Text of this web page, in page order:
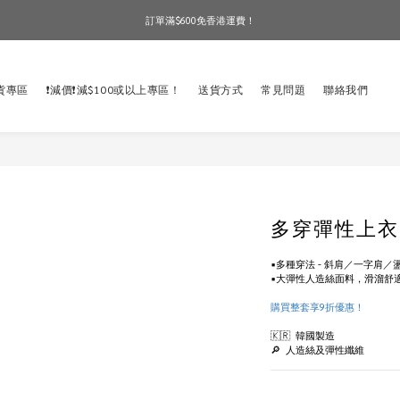
訂單滿$600免香港運費！
訂單滿$600免香港運費！
專區 ❗️減價❗️減$100或以上專區！ 送貨方式 常見問題 聯絡我們
多穿彈性上衣
▪️多種穿法 - 斜肩／一字肩／
▪️大彈性人造絲面料，滑溜舒
購買整套享9折優惠！
🇰🇷  韓國製造
🔎  人造絲及彈性纖維